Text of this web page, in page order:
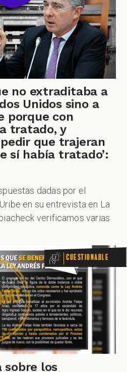
no extraditaba a
Unidos sino a
porque con
tratado, y
que trajeran
sí había tratado’:
dadas por el
en su entrevista en La
verificamos varias
Cuestionable
sobre los